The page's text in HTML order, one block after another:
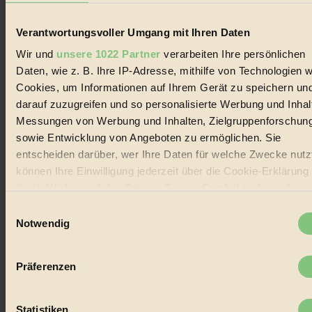
Verantwortungsvoller Umgang mit Ihren Daten
Wir und unsere 1022 Partner verarbeiten Ihre persönlichen
Daten, wie z. B. Ihre IP-Adresse, mithilfe von Technologien
Cookies, um Informationen auf Ihrem Gerät zu speichern
darauf zuzugreifen und so personalisierte Werbung und
Messungen von Werbung und Inhalten,
sowie Entwicklung von Angeboten zu ermöglichen. Sie
entscheiden darüber, wer Ihre Daten für welche Zwecke
können Ihre Einwilligung jederzeit über die Cookie-Erklärung
Informationen über Ihre geografische Lage erfassen,
welche bis auf einige Meter genau sein können
Merkmalen (Fingerprinting) identifizieren
Notwendig
Präferenzen
Statistiken
Lebenswandel. Es ist eine moderne Plattform für Ideen, Menschen
Handels mit Bioprodukten, des Fair-Trade sowie der Branche
alternativer Energien.
Social Media
22.601 Fans auf Facebook
3.415 Follower auf Twitter
Folge uns auf Instagram
Themen